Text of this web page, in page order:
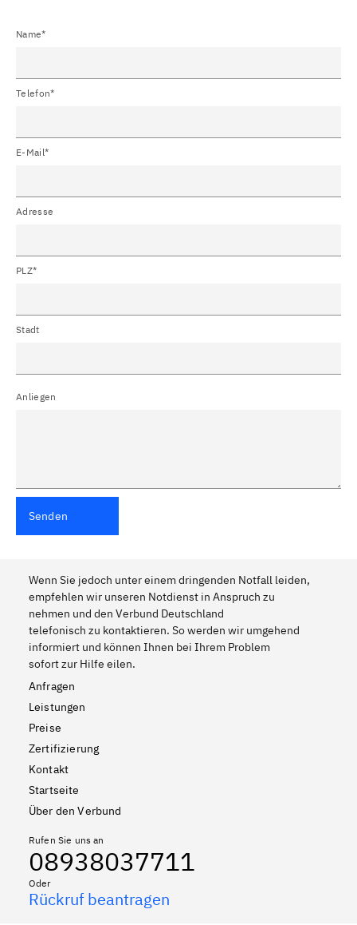
Name*
Telefon*
E-Mail*
Adresse
PLZ*
Stadt
Anliegen
Senden
Wenn Sie jedoch unter einem dringenden Notfall leiden,
empfehlen wir unseren Notdienst in Anspruch zu
nehmen und den Verbund Deutschland
telefonisch zu kontaktieren. So werden wir umgehend
informiert und können Ihnen bei Ihrem Problem
sofort zur Hilfe eilen.
Anfragen
Leistungen
Preise
Zertifizierung
Kontakt
Startseite
Über den Verbund
Rufen Sie uns an
08938037711
Oder
Rückruf beantragen